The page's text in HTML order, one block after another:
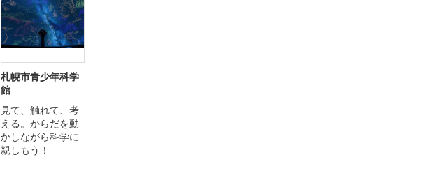
札幌市青少年科学
館
見て、触れて、考
える。からだを動
かしながら科学に
親しもう！